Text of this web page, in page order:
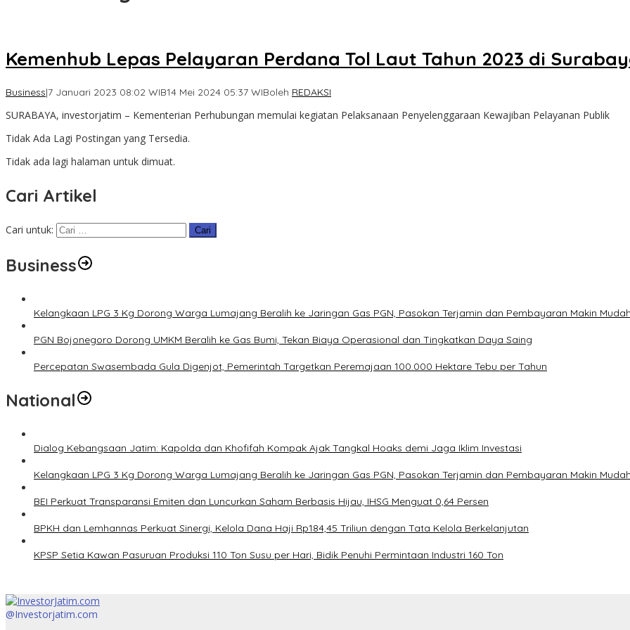
Kemenhub Lepas Pelayaran Perdana Tol Laut Tahun 2023 di
Business|7 Januari 2023 08:02 WIB14 Mei 2024 05:37 WIBoleh REDAKSI
SURABAYA, investorjatim – Kementerian Perhubungan memulai kegiatan Pelaksanaan Penyelenggaraan Kewajiban Pelayanan Publik
Tidak Ada Lagi Postingan yang Tersedia.
Tidak ada lagi halaman untuk dimuat.
Cari Artikel
Cari untuk:
Business
Kelangkaan LPG 3 Kg Dorong Warga Lumajang Beralih ke Jaringan Gas PGN, Pasokan Terjamin dan Pembayaran Makin
PGN Bojonegoro Dorong UMKM Beralih ke Gas Bumi, Tekan Biaya Operasional dan Tingkatkan Daya Saing
Percepatan Swasembada Gula Digenjot, Pemerintah Targetkan Peremajaan 100.000 Hektare Tebu per Tahun
National
Dialog Kebangsaan Jatim: Kapolda dan Khofifah Kompak Ajak Tangkal Hoaks demi Jaga Iklim Investasi
Kelangkaan LPG 3 Kg Dorong Warga Lumajang Beralih ke Jaringan Gas PGN, Pasokan Terjamin dan Pembayaran Makin
BEI Perkuat Transparansi Emiten dan Luncurkan Saham Berbasis Hijau, IHSG Menguat 0,64 Persen
BPKH dan Lemhannas Perkuat Sinergi, Kelola Dana Haji Rp184,45 Triliun dengan Tata Kelola Berkelanjutan
KPSP Setia Kawan Pasuruan Produksi 110 Ton Susu per Hari, Bidik Penuhi Permintaan Industri 160 Ton
@Investorjatim.com